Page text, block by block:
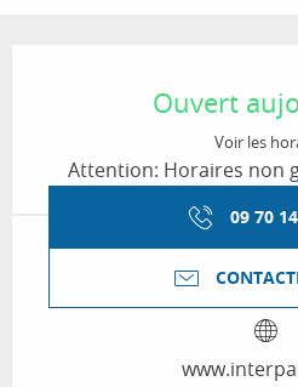
Ouvert
Voir les
Attention: Horaires non
09 70